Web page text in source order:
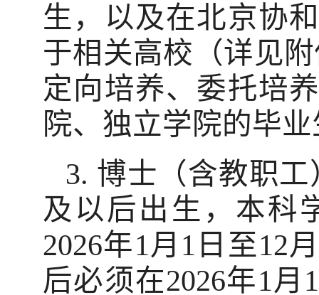
生，以及在北京协
于相关高校（详见
定向培养、委托培
院、独立学院的毕
3. 博士（含教职
及以后出生，本科
2026年1月1日至12
后必须在2026年1